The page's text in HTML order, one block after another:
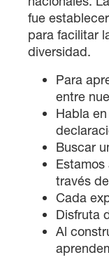
fue
para facilitar
diversidad.
Para
entre
Habla
Buscar
través
Cada
Disfruta
Al